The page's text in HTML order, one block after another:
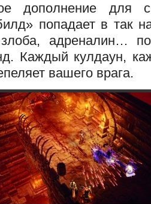
дополнение для
попадает в так
злоба, адреналин…
Каждый кулдаун,
вашего врага.